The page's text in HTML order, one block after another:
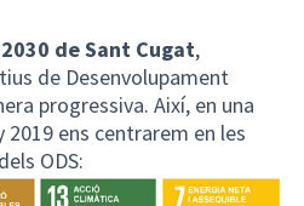
de Sant Cugat,
de Desenvolupament
progressiva. Així, en una
ens centrarem en les
ODS: